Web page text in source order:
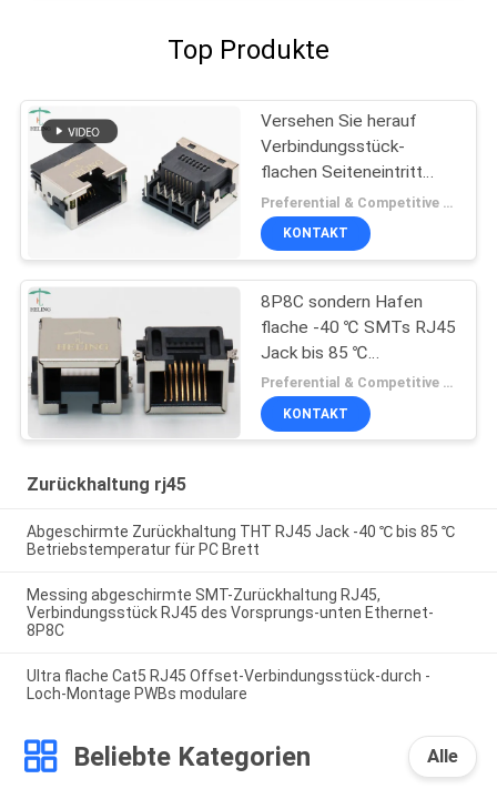
Top Produkte
Versehen Sie herauf
Verbindungsstück-
flachen Seiteneintritt
konformes RoHS 1x1
8P8C RJ45 mit Laschen
Preferential & Competitive MOQ:3000
KONTAKT
8P8C sondern Hafen
flache -40 ℃ SMTs RJ45
Jack bis 85 ℃
Betriebstemperatur aus Preferential & Competitive MOQ:1000
KONTAKT
Zurückhaltung rj45
Abgeschirmte Zurückhaltung THT RJ45 Jack -40 ℃ bis 85 ℃
Betriebstemperatur für PC Brett
Messing abgeschirmte SMT-Zurückhaltung RJ45,
Verbindungsstück RJ45 des Vorsprungs-unten Ethernet-
8P8C
Ultra flache Cat5 RJ45 Offset-Verbindungsstück-durch -
Loch-Montage PWBs modulare
Beliebte Kategorien Alle